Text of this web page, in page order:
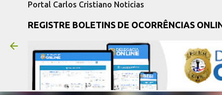
Portal Carlos Cristiano Noticias
REGISTRE BOLETINS DE OCORRÊNCIAS